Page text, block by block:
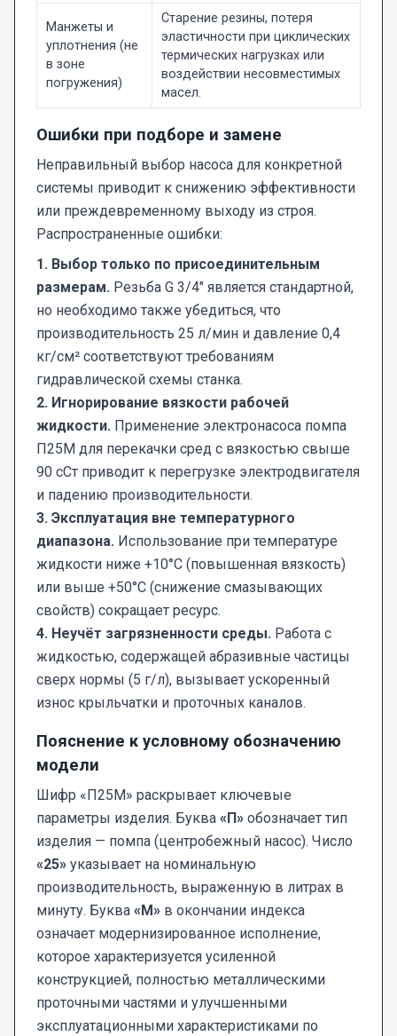
Манжеты и
уплотнения (не
в зоне
погружения)
Старение резины, потеря
эластичности при циклических
термических нагрузках или
воздействии несовместимых
масел.
Ошибки при подборе и замене
Неправильный выбор насоса для конкретной
системы приводит к снижению эффективности
или преждевременному выходу из строя.
Распространенные ошибки:
1. Выбор только по присоединительным
размерам. Резьба G 3/4" является стандартной,
но необходимо также убедиться, что
производительность 25 л/мин и давление 0,4
кг/см² соответствуют требованиям
гидравлической схемы станка.
2. Игнорирование вязкости рабочей
жидкости. Применение электронасоса помпа
П25М для перекачки сред с вязкостью свыше
90 сСт приводит к перегрузке электродвигателя
и падению производительности.
3. Эксплуатация вне температурного
диапазона. Использование при температуре
жидкости ниже +10°C (повышенная вязкость)
или выше +50°C (снижение смазывающих
свойств) сокращает ресурс.
4. Неучёт загрязненности среды. Работа с
жидкостью, содержащей абразивные частицы
сверх нормы (5 г/л), вызывает ускоренный
износ крыльчатки и проточных каналов.
Пояснение к условному обозначению
модели
Шифр «П25М» раскрывает ключевые
параметры изделия. Буква «П» обозначает тип
изделия — помпа (центробежный насос). Число
«25» указывает на номинальную
производительность, выраженную в литрах в
минуту. Буква «М» в окончании индекса
означает модернизированное исполнение,
которое характеризуется усиленной
конструкцией, полностью металлическими
проточными частями и улучшенными
эксплуатационными характеристиками по